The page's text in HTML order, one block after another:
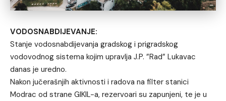
VODOSNABDIJEVANJE:
Stanje vodosnabdijevanja gradskog i prigradskog
vodovodnog sistema kojim upravlja J.P. ”Rad” Lukavac
danas je uredno.
Nakon jučerašnjih aktivnosti i radova na filter stanici
Modrac od strane GIKIL-a, rezervoari su zapunjeni, te je u